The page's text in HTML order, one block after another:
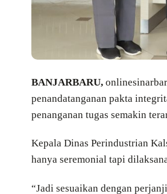
BANJARBARU,
penandatanganan pakta
penanganan tugas semakin
Kepala Dinas Perindustrian
hanya seremonial tapi
“Jadi sesuaikan dengan